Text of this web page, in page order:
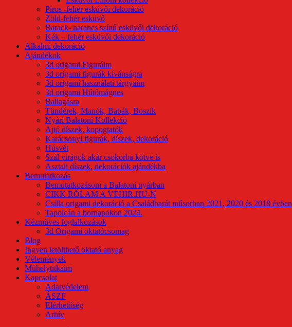
Piros -fehér esküvői dekoráció
Zöld-fehér esküvő
Barack- narancs színű esküvői dekoráció
Kék – fehér esküvői dekoráció
Alkalmi dekoráció
Ajándékok
3d origami Figuráim
3d origami figurák kívánságra
3d origami használati tárgyaim
3d origami Hűtőmágnes
Ballagásra
Tündérek, Manók, Babák, Boszik
Nyári Balatoni Kollekció
Ajtó díszek, kopogtatók
Karácsonyi figurák, díszek, dekoráció
Húsvét
Szál virágok akár csokorba kötve is
Asztali díszek, dekorációk ajándékba
Bemutatkozás
Bemutatkozásom a Balatoni nyárban
CIKK RÓLAM A VEHIR.HU-N
Csilla origami dekoráció a Családbarát műsorban 2021, 2020 és 2018 évben
Tapolcán a bornapokon 2024.
Kézműves foglalkozások
3d Origami oktatócsomag
Blog
Ingyen letölthető oktató anyag
Vélemények
Műhelytitkaim
Kapcsolat
Adatvédelem
ÁSZF
Elérhetőség
Arhív